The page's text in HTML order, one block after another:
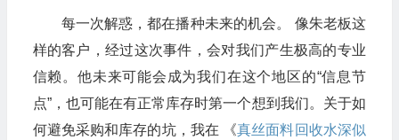
每一次解惑，都在播种未来的机会。 像朱老板这
样的客户，经过这次事件，会对我们产生极高的专业
信赖。他未来可能会成为我们在这个地区的“信息节
点”，也可能在有正常库存时第一个想到我们。关于如
何避免采购和库存的坑，我在 《真丝面料回收水深似